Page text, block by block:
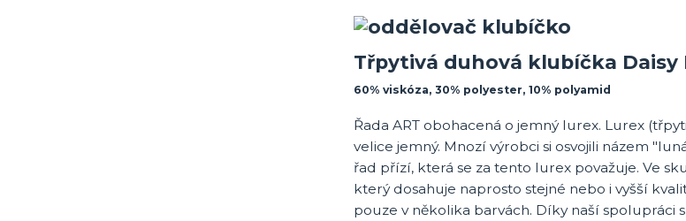
Třpytivá duhová klubíčka Daisy
60% viskóza, 30% polyester, 10% polyamid
Řada ART obohacená o jemný lurex. Lurex
velice jemný. Mnozí výrobci si osvojili názem
řad přízí, která se za tento lurex považuje. Ve
který dosahuje naprosto stejné nebo i vyšší
pouze v několika barvách. Díky naší